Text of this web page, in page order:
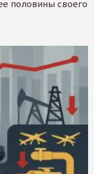
половины своего